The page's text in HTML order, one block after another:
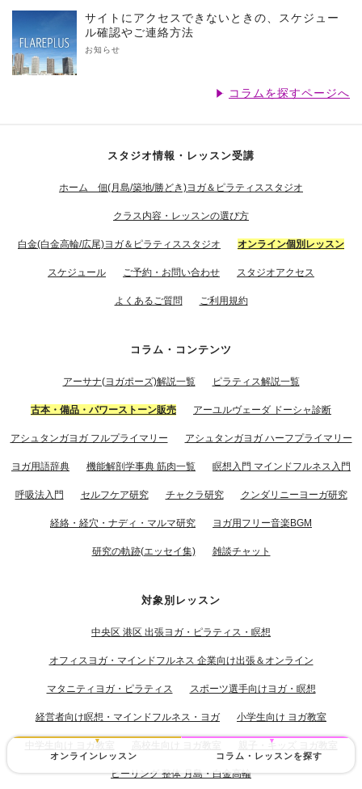
オンラインレッスン コラム・レッスンを探す
サイトにアクセスできないときの、スケジュー
ル確認やご連絡方法
お知らせ
コラムを探すページへ
スタジオ情報・レッスン受講
ホーム 佃(月島/築地/勝どき)ヨガ＆ピラティススタジオ
クラス内容・レッスンの選び方
白金(白金高輪/広尾)ヨガ＆ピラティススタジオ オンライン個別レッスン
スケジュール ご予約・お問い合わせ スタジオアクセス
よくあるご質問 ご利用規約
コラム・コンテンツ
アーサナ(ヨガポーズ)解説一覧 ピラティス解説一覧
古本・備品・パワーストーン販売 アーユルヴェーダ ドーシャ診断
アシュタンガヨガ フルプライマリー アシュタンガヨガ ハーフプライマリー
ヨガ用語辞典 機能解剖学事典 筋肉一覧 瞑想入門 マインドフルネス入門
呼吸法入門 セルフケア研究 チャクラ研究 クンダリニーヨーガ研究
経絡・経穴・ナディ・マルマ研究 ヨガ用フリー音楽BGM
研究の軌跡(エッセイ集) 雑談チャット
対象別レッスン
中央区 港区 出張ヨガ・ピラティス・瞑想
オフィスヨガ・マインドフルネス 企業向け出張＆オンライン
マタニティヨガ・ピラティス スポーツ選手向けヨガ・瞑想
経営者向け瞑想・マインドフルネス・ヨガ 小学生向け ヨガ教室
中学生向け ヨガ教室 親子・キッズ ヨガ教室
ヒーリング 整体 月島・白金高輪